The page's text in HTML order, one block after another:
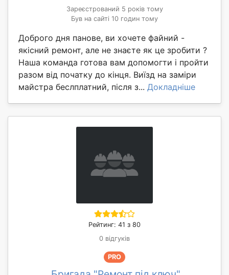
Зареєстрований 5 років тому
Був на сайті 10 годин тому
Доброго дня панове, ви хочете файний -
якісний ремонт, але не знаєте як це зробити ?
Наша команда готова вам допомогти і пройти
разом від початку до кінця. Виїзд на заміри
майстра беслплатний, після з... Докладніше
Рейтинг: 41 з 80
0 відгуків
PRO